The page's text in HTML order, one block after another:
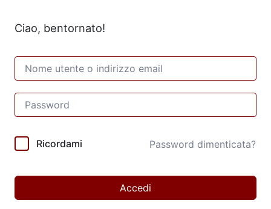
Ciao, bentornato!
Ricordami Password dimenticata?
Accedi